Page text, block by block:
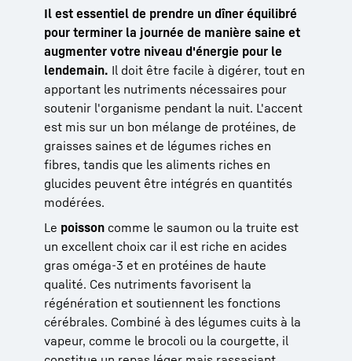
Il est essentiel de prendre un dîner équilibré
pour terminer la journée de manière saine et
augmenter votre niveau d'énergie pour le
lendemain. Il doit être facile à digérer, tout en
apportant les nutriments nécessaires pour
soutenir l'organisme pendant la nuit. L'accent
est mis sur un bon mélange de protéines, de
graisses saines et de légumes riches en
fibres, tandis que les aliments riches en
glucides peuvent être intégrés en quantités
modérées.
Le poisson comme le saumon ou la truite est
un excellent choix car il est riche en acides
gras oméga-3 et en protéines de haute
qualité. Ces nutriments favorisent la
régénération et soutiennent les fonctions
cérébrales. Combiné à des légumes cuits à la
vapeur, comme le brocoli ou la courgette, il